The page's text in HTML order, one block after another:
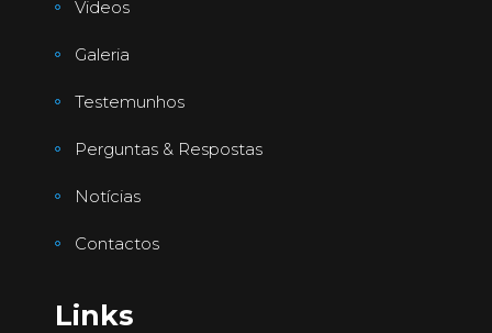
Videos
Galeria
Testemunhos
Perguntas & Respostas
Notícias
Contactos
Links